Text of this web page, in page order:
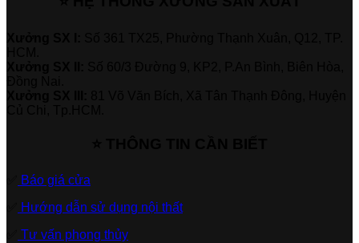
Báo giá cửa
Hướng dẫn sử dụng nội thất
Tư vấn phong thủy